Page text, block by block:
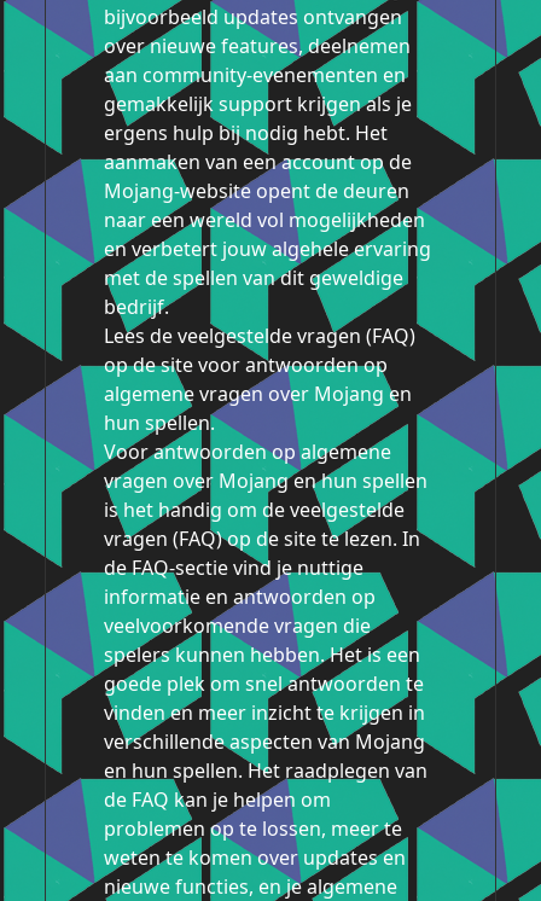
bijvoorbeeld updates ontvangen
over nieuwe features, deelnemen
aan community-evenementen en
gemakkelijk support krijgen als je
ergens hulp bij nodig hebt. Het
aanmaken van een account op de
Mojang-website opent de deuren
naar een wereld vol mogelijkheden
en verbetert jouw algehele ervaring
met de spellen van dit geweldige
bedrijf.
Lees de veelgestelde vragen (FAQ)
op de site voor antwoorden op
algemene vragen over Mojang en
hun spellen.
Voor antwoorden op algemene
vragen over Mojang en hun spellen
is het handig om de veelgestelde
vragen (FAQ) op de site te lezen. In
de FAQ-sectie vind je nuttige
informatie en antwoorden op
veelvoorkomende vragen die
spelers kunnen hebben. Het is een
goede plek om snel antwoorden te
vinden en meer inzicht te krijgen in
verschillende aspecten van Mojang
en hun spellen. Het raadplegen van
de FAQ kan je helpen om
problemen op te lossen, meer te
weten te komen over updates en
nieuwe functies, en je algemene